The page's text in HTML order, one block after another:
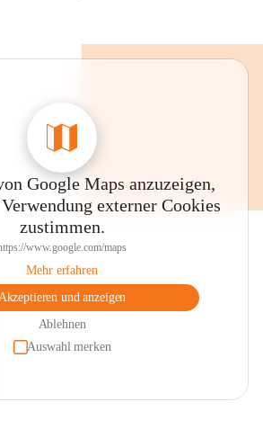
Google Maps anzuzeigen,
externer Cookies
zustimmen.
www.google.com/maps
Mehr erfahren
und anzeigen
Ablehnen
Auswahl merken